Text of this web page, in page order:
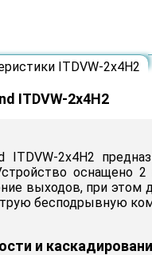
ITDVW-2x4H2
ITDVW-2x4H2
ITDVW-2x4H2
выходов, при этом
бесподрывную
и